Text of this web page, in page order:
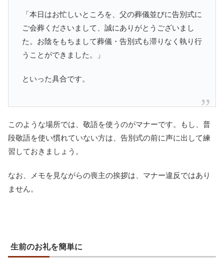
「本日はお忙しいところを、父の葬儀並びに告別式に
ご会葬くださいまして、誠にありがとうございまし
た。お陰をもちまして葬儀・告別式も滞りなく執り行
うことができました。」
といった具合です。
このような場所では、敬語を使うのがマナーです。もし、普
段敬語を使い慣れていない方は、告別式の前に声に出して練
習しておきましょう。
なお、メモを見ながらの喪主の挨拶は、マナー違反ではあり
ません。
生前のお礼を簡単に